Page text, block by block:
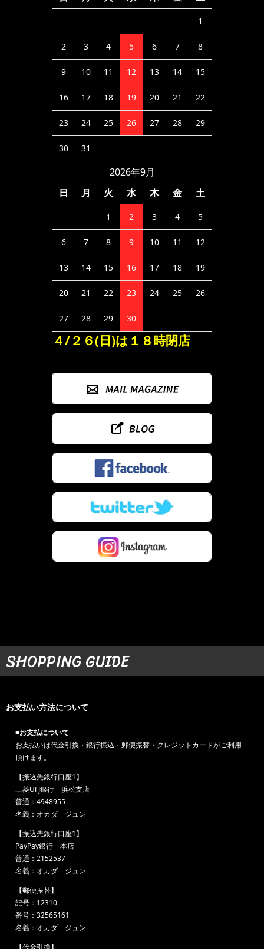
1
2 3 4 5 6 7 8
9 10 11 12 13 14 15
16 17 18 19 20 21 22
23 24 25 26 27 28 29
30 31
2026年9月
日
月 火 水 木 金 土
1 2 3 4 5
6 7 8 9 10 11 12
13 14 15 16 17 18 19
20 21 22 23 24 25 26
27 28 29 30
４/２６(日)は１８時閉店
SHOPPING GUIDE
お支払い方法について
■お支払について
お支払いは代金引換・銀行振込・郵便振替・クレジットカードがご利用
頂けます。
【振込先銀行口座1】
三菱UFJ銀行 浜松支店
普通：4948955
名義：オカダ ジュン
【振込先銀行口座1】
PayPay銀行 本店
普通：2152537
名義：オカダ ジュン
【郵便振替】
記号：12310
番号：32565161
名義：オカダ ジュン
【代金引換】